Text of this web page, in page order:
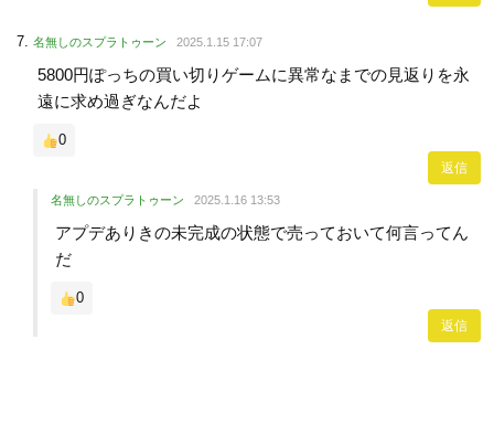
名無しのスプラトゥーン 2025.1.15 17:07
5800円ぽっちの買い切りゲームに異常なまでの見返りを永
遠に求め過ぎなんだよ
0
返信
名無しのスプラトゥーン 2025.1.16 13:53
アプデありきの未完成の状態で売っておいて何言ってん
だ
0
返信